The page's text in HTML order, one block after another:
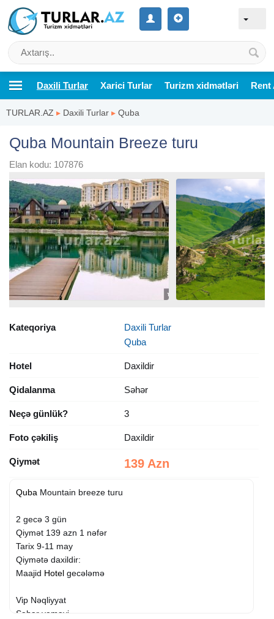
Daxili Turlar Xarici Turlar Turizm xidmətləri Rent
TURLAR.AZ ▸ Daxili Turlar ▸ Quba
Quba Mountain Breeze turu
Elan kodu: 107876
Kateqoriya
Daxili Turlar
Quba
Hotel Daxildir
Qidalanma Səhər
Neçə günlük? 3
Foto çəkiliş Daxildir
Qiymət 139 Azn
Quba Mountain breeze turu
2 gecə 3 gün
Qiymət 139 azn 1 nəfər
Tarix 9-11 may
Qiymətə daxildir:
Maajid Hotel gecələmə
Vip Nəqliyyat
Səhər yeməyi